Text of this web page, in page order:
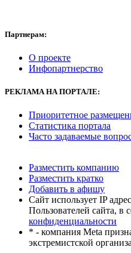
Партнерам:
О проекте
Инфопартнерство
РЕКЛАМА НА ПОРТАЛЕ:
Приоритетное
Статистика портала
Часто задаваемые
Разместить компанию
Разместить кратко
Добавить в афишу
Сайт использует IP
Пользователей сайта, в
конфиденциальности
* - компания Meta
экстремистской